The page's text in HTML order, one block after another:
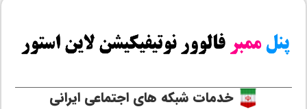
خدمات شبکه های اجتماعی ایرانی